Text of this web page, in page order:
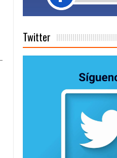
Twitter